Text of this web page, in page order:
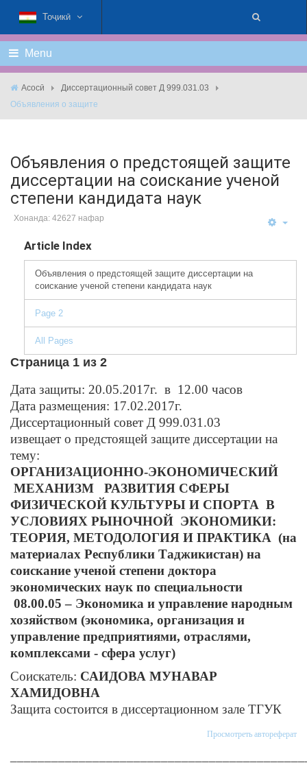
Тоҷикӣ
Menu
Асосӣ
Диссертационный совет Д 999.031.03
Объявления о защите
Объявления о предстоящей защите
диссертации на соискание ученой
степени кандидата наук
Хонанда: 42627 нафар
Article Index
Объявления о предстоящей защите диссертации на
соискание ученой степени кандидата наук
Page 2
All Pages
Страница 1 из 2
Дата защиты: 20.05.2017г. в 12.00 часов
Дата размещения: 17.02.2017г.
Диссертационный совет Д 999.031.03
извещает о предстоящей защите диссертации на
тему:
ОРГАНИЗАЦИОННО-ЭКОНОМИЧЕСКИЙ
МЕХАНИЗМ РАЗВИТИЯ СФЕРЫ
ФИЗИЧЕСКОЙ КУЛЬТУРЫ И СПОРТА В
УСЛОВИЯХ РЫНОЧНОЙ ЭКОНОМИКИ:
ТЕОРИЯ, МЕТОДОЛОГИЯ И ПРАКТИКА (на
материалах Республики Таджикистан) на
соискание ученой степени доктора
экономических наук по специальности
08.00.05 – Экономика и управление народным
хозяйством (экономика, организация и
управление предприятиями, отраслями,
комплексами - сфера услуг)
Соискатель: САИДОВА МУНАВАР
ХАМИДОВНА
Защита состоится в диссертационном зале ТГУК
Просмотреть автореферат